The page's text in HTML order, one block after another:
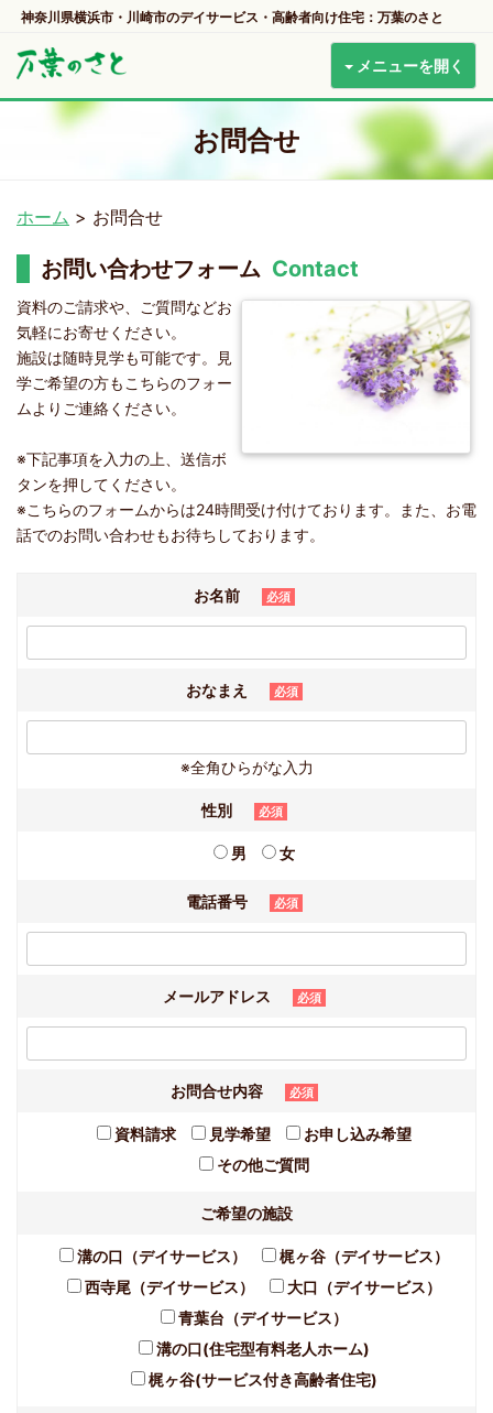
神奈川県横浜市・川崎市のデイサービス・高齢者向け住宅：万葉のさと
メニューを開く
お問合せ
ホーム > お問合せ
お問い合わせフォーム Contact
資料のご請求や、ご質問などお
気軽にお寄せください。
施設は随時見学も可能です。見
学ご希望の方もこちらのフォー
ムよりご連絡ください。
※下記事項を入力の上、送信ボ
タンを押してください。
※こちらのフォームからは24時間受け付けております。また、お電
話でのお問い合わせもお待ちしております。
お名前 必須
おなまえ 必須
※全角ひらがな入力
性別 必須
男 女
電話番号 必須
メールアドレス 必須
お問合せ内容 必須
資料請求 見学希望
お申し込み希望
その他ご質問
ご希望の施設
溝の口（デイサービス）
梶ヶ谷（デイサービス）
西寺尾（デイサービス）
大口（デイサービス）
青葉台（デイサービス）
溝の口(住宅型有料老人ホーム)
梶ヶ谷(サービス付き高齢者住宅)